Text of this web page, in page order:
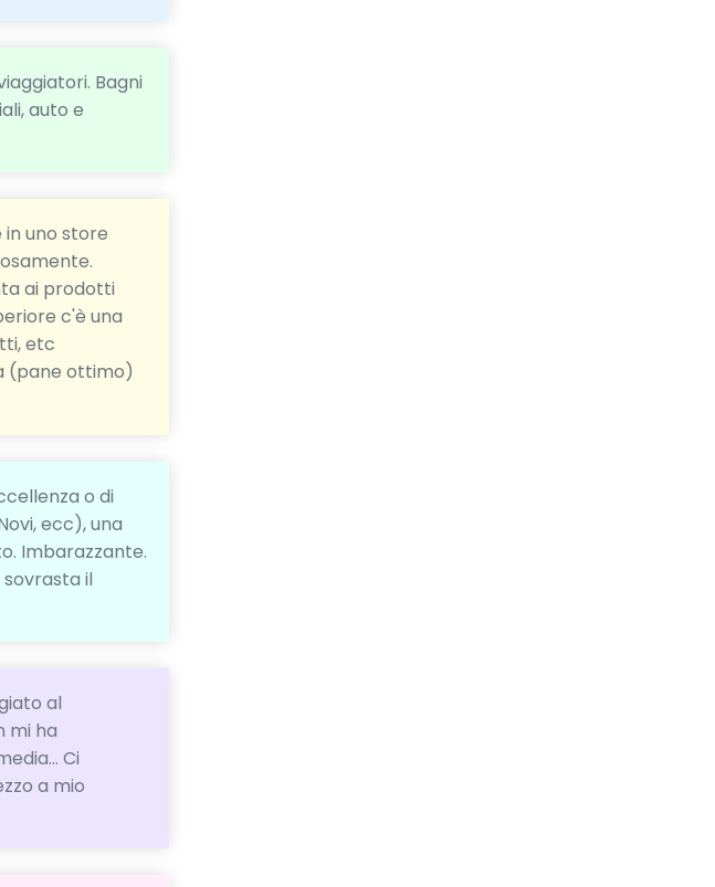
Bagni
auto e
uno store
ai prodotti
c'è una
etc
(pane ottimo)
o di
ecc), una
Imbarazzante.
il
al
mi ha
Ci
a mio